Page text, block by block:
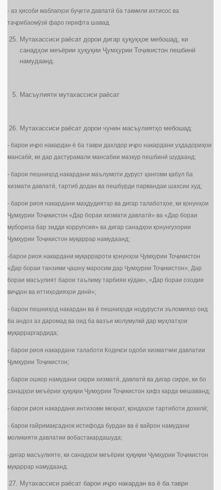
- аз ҳисоби маблағҳои буҷети давлатӣ ба такмили ихтисос ва
таҷрибаомӯзӣ фаро гирифта шавад.
Мутахассиси раёсат дорои дигар ҳуқуқҳое мебошад, ки
санадҳои меъёрии ҳуқуқии Ҷумҳурии Тоҷикистон пешбинӣ
намудаанд.
Масъулияти мутахассиси раёсат
Мутахассиси раёсат дорои чунин масъулиятҳо мебошад:
- барои иҷро накардан ё ба таври дахлдор иҷро накардани уҳдадориҳои
мансабӣ, ки дар дастурамали мансабии мазкур пешбинӣ шудаанд;
- барои пешниҳод накардани маълумоти дуруст ҳангоми қабул ба
хизмати давлатӣ, тартиб додан ва пешбурди парвандаи шахсии худ;
- барои риоя накардани маҳдудиятҳо ва дигар талаботҳое, ки қонунҳои
Ҷумҳурии Тоҷикистон «Дар бораи хизмати давлатӣ» ва «Дар бораи
мубориза бар зидди коррупсия» ва дигар санадҳои қонунгузории
Ҷумҳурии Тоҷикистон муқаррар намудаанд;
-барои риоя накардани муқаррароти қонунҳои Ҷумҳурии Тоҷикистон
«Дар бораи танзими ҷашну маросим дар Ҷумҳурии Тоҷикистон», Дар
бораи масъулият барои таълиму тарбияи кӯдак», «Дар бораи озодии
виҷдон ва иттиҳодияҳои динӣ»;
- барои пешниҳод накардан ва ё пешниҳоди нодурусти эъломияҳо оид
ба андоз аз даромад ва оид ба вазъи молумулкӣ дар муҳлатҳои
муқарраргардида;
- барои риоя накардани талаботи Кодекси одоби хизматчии давлатии
Ҷумҳурии Тоҷикистон;
- барои ошкор намудани сирри хизматӣ, давлатӣ ва дигар сирре, ки бо
санадҳои меъёрии ҳуқуқии Ҷумҳурии Тоҷикистон ҳифз карда мешаванд;
- барои риоя накардани интизоми меҳнат, қоидаҳои тартиботи дохилӣ;
- барои ғайримақсаднок истифода бурдан ва ё вайрон намудани
моликияти давлатии вобастакардашуда;
-дигар масъулияте, ки санадҳои меъёрии ҳуқуқии Ҷумҳурии Тоҷикистон
муқаррар намудаанд.
Мутахассиси раёсат барои иҷро накардан ва ё ба таври